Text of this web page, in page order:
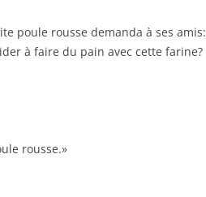
poule rousse demanda à ses amis:
à faire du pain avec cette farine?
rousse.»